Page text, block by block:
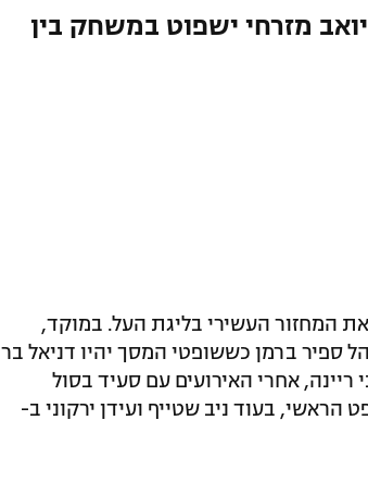
מזרחי ישפוט במשחק בין
המחזור העשירי בליגת העל. במוקד,
ספיר ברמן כששופטי המסך יהיו דניאל בר
אחרי האירועים עם סעיד בסול
בעוד ניב שטייף ועידן ירקוני ב-